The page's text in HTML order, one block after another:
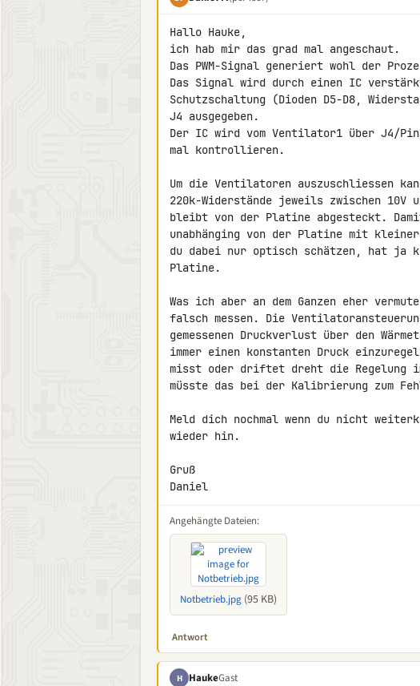
Hallo Hauke,
ich hab mir das grad mal angeschaut.
Das PWM-Signal generiert wohl der
Das Signal wird durch einen IC
Schutzschaltung (Dioden D5-D8,
J4 ausgegeben.
Der IC wird vom Ventilator1 über J4/
mal kontrollieren.
Um die Ventilatoren auszuschliessen
220k-Widerstände jeweils zwischen 10V
bleibt von der Platine abgesteckt.
unabhänging von der Platine mit
du dabei nur optisch schätzen, hat ja
Platine.
Was ich aber an dem Ganzen eher
falsch messen. Die
gemessenen Druckverlust über den
immer einen konstanten Druck
misst oder driftet dreht die Regelung
müsste das bei der Kalibrierung zum
Meld dich nochmal wenn du nicht
wieder hin.
Gruß
Daniel
Angehängte Dateien:
Notbetrieb.jpg (95 KB)
Antwort
H HaukeGast